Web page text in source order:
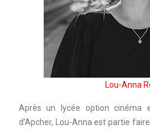
Lou-Anna
Après un lycée option cinéma
d’Apcher, Lou-Anna est partie